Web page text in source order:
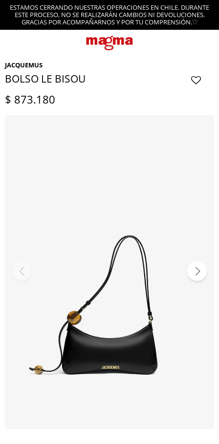
ESTAMOS CERRANDO NUESTRAS OPERACIONES EN CHILE. DURANTE
ESTE PROCESO, NO SE REALIZARÁN CAMBIOS NI DEVOLUCIONES.
GRACIAS POR ACOMPAÑARNOS Y POR TU COMPRENSIÓN.♡
JACQUEMUS
BOLSO LE BISOU
$ 873.180